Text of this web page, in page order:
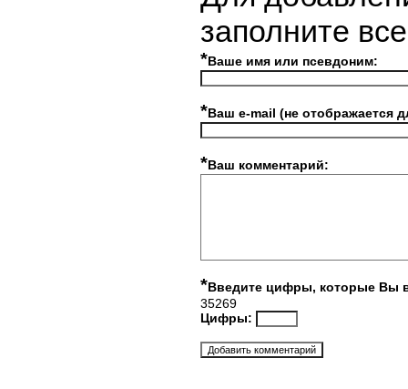
заполните
*Ваше имя или псевдоним:
*Ваш e-mail (не отображается
*Ваш комментарий:
*Введите цифры, которые Вы
35269
Цифры: